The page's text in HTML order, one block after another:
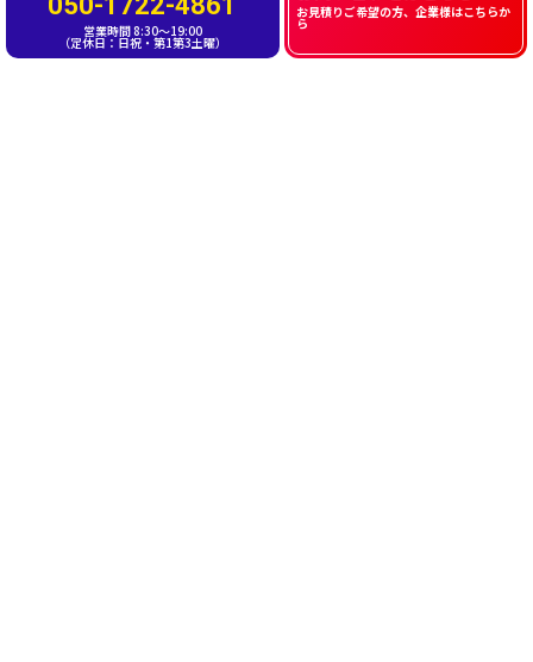
営業時間 8:30〜19:00
（定休日：日祝・第1第3土曜）
お見積りご希望の方、企業様はこちらか
ら